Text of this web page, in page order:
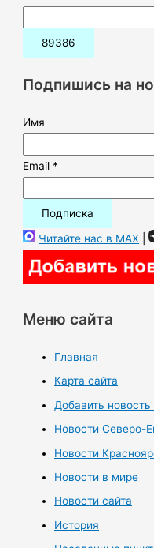
о
и
:Подпишись на
Имя
Email *
Читайте нас в MAX |
Меню сайта
Главная
Карта сайта
Добавить
Новости Северо-
Новости
Новости в мире
Новости сайта
История